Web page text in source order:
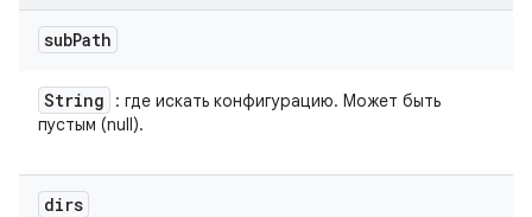
subPath
String
: где искать конфигурацию. Может быть
пустым (null).
dirs